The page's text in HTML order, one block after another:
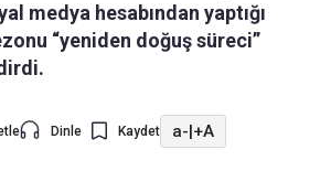
medya hesabından yaptığı
“yeniden doğuş süreci”
Dinle Kaydet a-|+A